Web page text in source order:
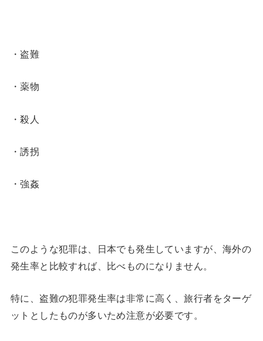
・盗難
・薬物
・殺人
・誘拐
・強姦
このような犯罪は、日本でも発生していますが、海外の
発生率と比較すれば、比べものになりません。
特に、盗難の犯罪発生率は非常に高く、旅行者をターゲ
ットとしたものが多いため注意が必要です。